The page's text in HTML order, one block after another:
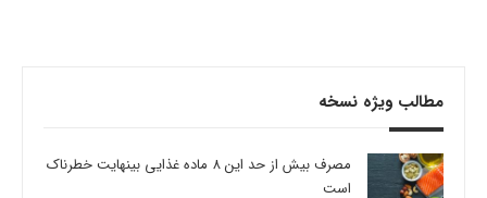
مطالب ویژه نسخه
مصرف بیش از حد این 8 ماده غذایی بینهایت خطرناک
است